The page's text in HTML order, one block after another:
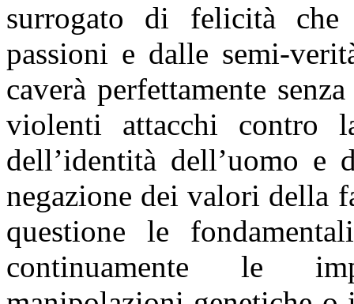
surrogato di felicità che
passioni e dalle semi-
caverà perfettamente
violenti attacchi contro
dell’identità dell’uomo e
negazione dei valori della
questione le
continuamente le